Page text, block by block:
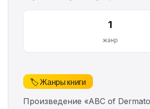
1
жанр
🏷️ Жанры книги
Произведение «ABC of